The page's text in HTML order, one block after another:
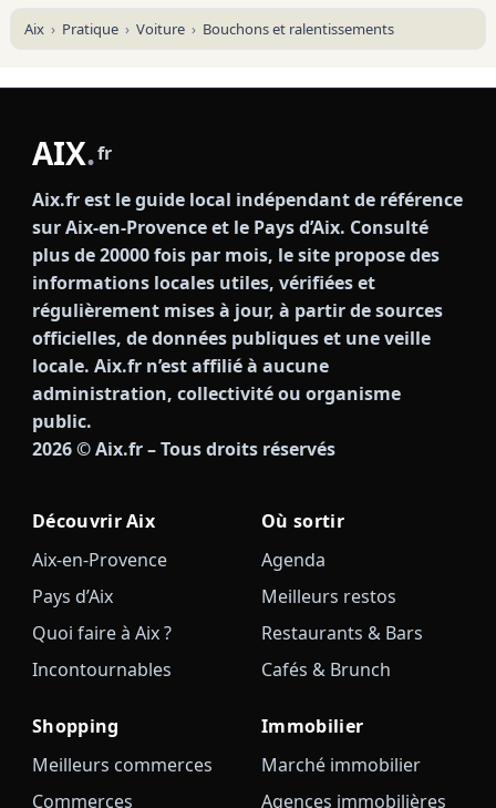
Aix Pratique Voiture Bouchons et ralentissements
AIX.fr
Aix.fr est le guide local indépendant de référence
sur Aix-en-Provence et le Pays d’Aix. Consulté
plus de 20000 fois par mois, le site propose des
informations locales utiles, vérifiées et
régulièrement mises à jour, à partir de sources
officielles, de données publiques et une veille
locale. Aix.fr n’est affilié à aucune
administration, collectivité ou organisme
public.
2026© Aix.fr – Tous droits réservés
Découvrir Aix
Aix-en-Provence
Pays d’Aix
Quoi faire à Aix ?
Incontournables
Où sortir
Agenda
Meilleurs restos
Restaurants & Bars
Cafés & Brunch
Shopping
Meilleurs commerces
Commerces
Immobilier
Marché immobilier
Agences immobilières